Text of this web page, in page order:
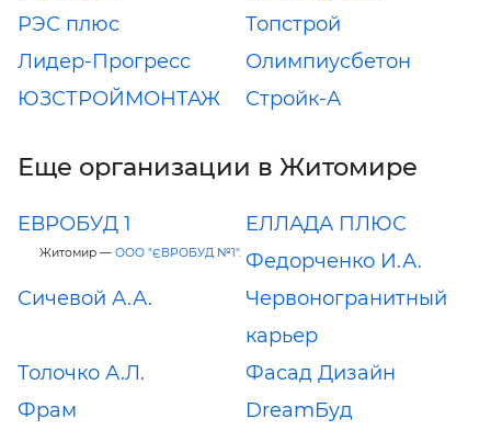
РЭС плюс
Топстрой
Лидер-Прогресс
Олимпиусбетон
ЮЗСТРОЙМОНТАЖ
Стройк-А
Еще организации в Житомире
ЕВРОБУД 1
Житомир — ООО "ЄВРОБУД №1".
ЕЛЛАДА ПЛЮС
Федорченко И.А.
Сичевой А.А.
Червоногранитный
карьер
Толочко А.Л.
Фасад Дизайн
Фрам
DreamБуд